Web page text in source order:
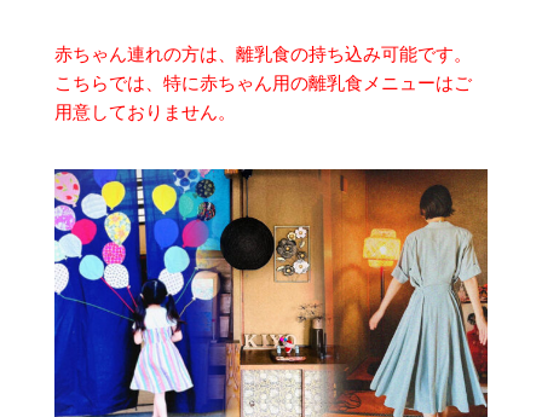
赤ちゃん連れの方は、離乳食の持ち込み可能です。
こちらでは、特に赤ちゃん用の離乳食メニューはご
用意しておりません。